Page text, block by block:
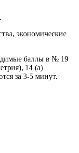
экономические
баллы в № 19
14 (а)
за 3-5 минут.